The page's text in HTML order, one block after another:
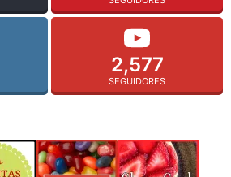
2,577
SEGUIDORES